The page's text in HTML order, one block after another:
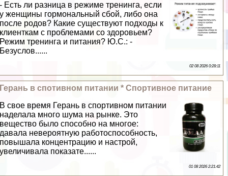
- Есть ли разница в режиме тренинга, если
у женщины гормональный сбой, либо она
после родов? Какие существуют подходы к
клиенткам с проблемами со здоровьем?
Режим тренинга и питания? Ю.С.: -
Безуслов......
02 08 2026 0:28:11
Герань в спотивном питании * Спортивное питание
В свое время Герань в спортивном питании
наделала много шума на рынке. Это
вещество было способно на многое:
давала невероятную работоспособность,
повышала концентрацию и настрой,
увеличивала показате......
01 08 2026 2:21:42